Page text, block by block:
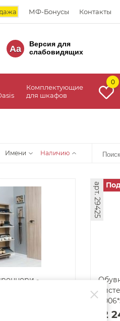
МФ-Бонусы Контакты
Aa
Версия для
слабовидящих
Комплектующие
для шкафов
0
Имени Наличию
-
арт. 29425
12